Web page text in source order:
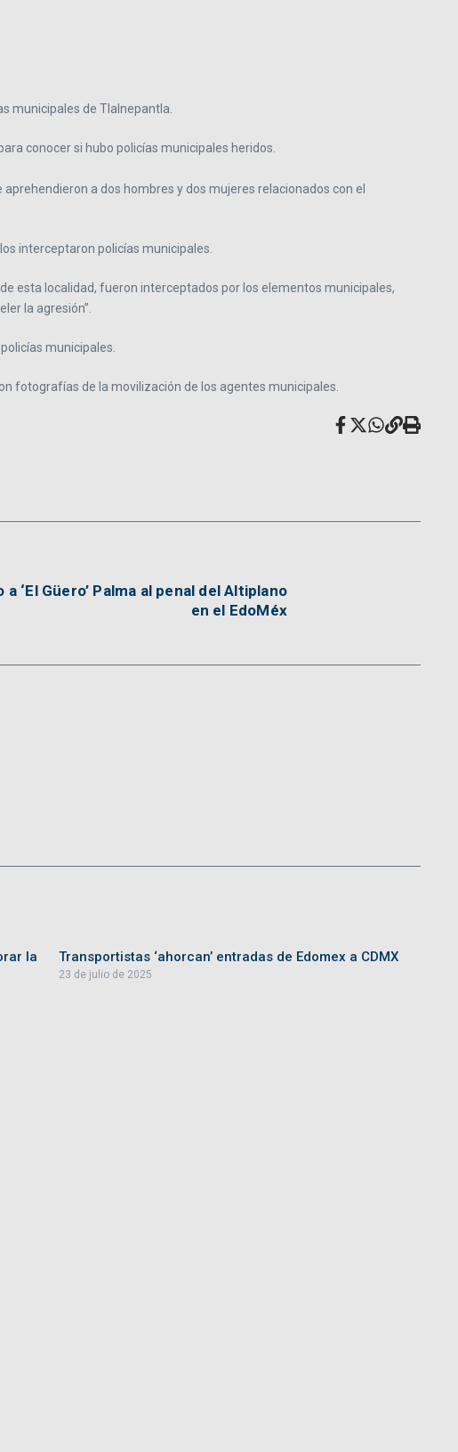
municipales de Tlalnepantla.
conocer si hubo policías municipales heridos.
a dos hombres y dos mujeres relacionados con el
interceptaron policías municipales.
esta localidad, fueron interceptados por los elementos municipales,
la agresión”.
municipales.
fotografías de la movilización de los agentes municipales.
‘El Güero’ Palma al penal del Altiplano
en el EdoMéx
la
Transportistas ‘ahorcan’ entradas de Edomex a CDMX
23 de julio de 2025